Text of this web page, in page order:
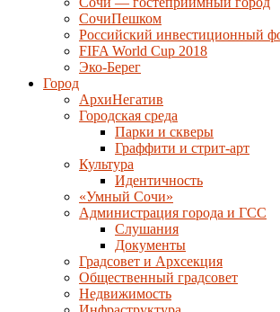
СочиПешком
Российский инвестиционный
FIFA World Cup 2018
Эко-Берег
Город
АрхиНегатив
Городская среда
Парки и скверы
Граффити и стрит-арт
Культура
Идентичность
«Умный Сочи»
Администрация города и ГСС
Слушания
Документы
Градсовет и Архсекция
Общественный градсовет
Недвижимость